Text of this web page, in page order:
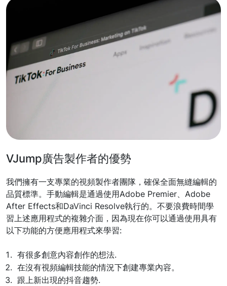
VJump廣告製作者的優勢
我們擁有一支專業的視頻製作者團隊，確保全面無縫編輯的
品質標準。手動編輯是通過使用Adobe Premier、Adobe
After Effects和DaVinci Resolve執行的。不要浪費時間學
習上述應用程式的複雜介面，因為現在你可以通過使用具有
以下功能的方便應用程式來學習:
有很多創意內容創作的想法.
在沒有視頻編輯技能的情況下創建專業內容。
跟上新出現的抖音趨勢.